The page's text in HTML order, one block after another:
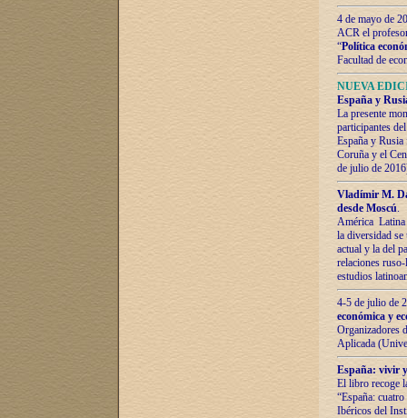
4 de mayo de
ACR el
“Política
Facultad de
NUEVA
España y
La presente
participantes
España y
Coruña y el
de julio de
Vladímir М.
desde Moscú.
América Latina
la diversidad
actual у lа del
relaciones
estudios
4-5 de julio de
económica y
Organizadores
Aplicada
España: vivir
El libro recoge
“España:
Ibéricos del